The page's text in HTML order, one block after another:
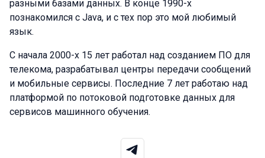
разными базами данных. В конце 1990-х
познакомился с Java, и с тех пор это мой любимый
язык.
С начала 2000-х 15 лет работал над созданием ПО для
телекома, разрабатывал центры передачи сообщений
и мобильные сервисы. Последние 7 лет работаю над
платформой по потоковой подготовке данных для
сервисов машинного обучения.